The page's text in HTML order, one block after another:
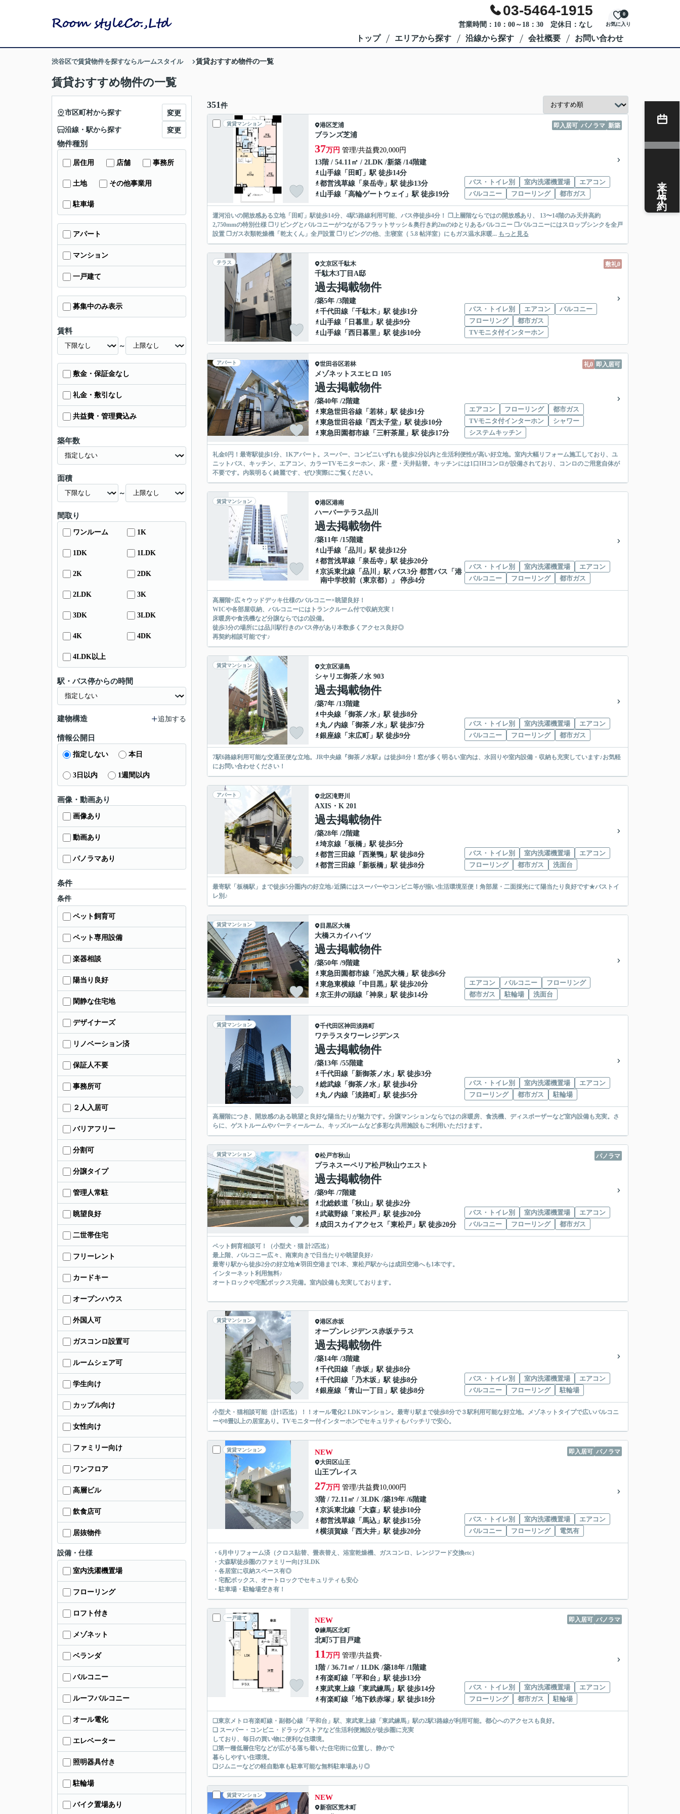
03-5464-1915
営業時間：10：00～18：30 定休日：なし お気に入り
0
トップ エリアから探す 沿線から探す 会社概要 お問い合わせ
渋谷区で賃貸物件を探すならルームスタイル 賃貸おすすめ物件の一覧
賃貸おすすめ物件の一覧
351 件
賃貸マンション 即入居可 パノラマ 新築
港区芝浦
ブランズ芝浦
37万円 管理/共益費20,000円
13階 / 54.11㎡ / 2LDK /新築 /14階建
山手線 「 田町
」駅 徒歩14分
都営浅草線 「 泉岳寺 」駅 徒歩13分
山手線 「 高輪ゲートウェイ 」駅 徒歩19分
バス・トイレ別 室内洗濯機置場
エアコン
バルコニー
フローリング 都市ガス
運河沿いの開放感ある立地「田町」駅徒歩14分、4駅5路線利用可能、バス停徒歩4分！ ❒上層階ならではの開放感あり、 13〜14階のみ天井高約
2,750mmの特別仕様 ❒リビングとバルコニーがつながるフラットサッシ＆奥行き約2mのゆとりあるバルコニー ❒バルコニーにはスロップシンクを全戸
設置 ❒ガス衣類乾燥機「乾太くん」全戸設置 ❒リビングの他、主寝室（ 5.8 帖洋室）にもガス温水床暖... もっと見る
テラス 敷礼0
文京区千駄木
千駄木3丁目A邸
過去掲載物件
/築5年 /3階建
千代田線 「 千駄木 」駅 徒歩1分
山手線 「 日暮里 」駅 徒歩9分
山手線 「 西日暮里 」駅 徒歩10分
バス・トイレ別 エアコン
バルコニー
フローリング
都市ガス
TVモニタ付インターホン
アパート 礼0 即入居可
世田谷区若林
メゾネットスエヒロ 105
過去掲載物件
/築40年 /2階建
東急世田谷線 「 若林」駅 徒歩1分
東急世田谷線 「 西太子堂 」駅 徒歩10分
東急田園都市線 「 三軒茶屋 」駅 徒歩17分
エアコン フローリング
都市ガス
TVモニタ付インターホン
シャワー
システムキッチン
礼金0円！最寄駅徒歩1分、1Kアパート。スーパー、コンビニいずれも徒歩2分以内と生活利便性が高い好立地。室内大幅リフォーム施工しており、ユ
ニットバス、キッチン、エアコン、カラーTVモニターホン、床・壁・天井貼替。キッチンには1口IHコンロが設備されており、コンロのご用意自体が
不要です。内装明るく綺麗です、ぜひ実際にご覧ください。
賃貸マンション 港区港南
ハーバーテラス品川
過去掲載物件
/築11年 /15階建
山手線 「 品川
」駅 徒歩12分
都営浅草線 「 泉岳寺 」駅 徒歩20分
京浜東北線 「 品川
」駅 バス3分 都営バス「港
南中学校前（東京都）」 停歩4分
バス・トイレ別 室内洗濯機置場
エアコン
バルコニー
フローリング 都市ガス
高層階×広々ウッドデッキ仕様のバルコニー×眺望良好！
WICや各部屋収納、バルコニーにはトランクルーム付で収納充実！
床暖房や食洗機など分譲ならではの設備。
徒歩3分の場所には品川駅行きのバス停があり本数多くアクセス良好◎
再契約相談可能です♪
賃貸マンション 文京区湯島
シャリエ御茶ノ水 903
過去掲載物件
/築7年 /13階建
中央線 「 御茶ノ水 」駅 徒歩8分
丸ノ内線 「 御茶ノ水 」駅 徒歩7分
銀座線 「 末広町 」駅 徒歩9分
バス・トイレ別 室内洗濯機置場
エアコン
バルコニー
フローリング 都市ガス
7駅6路線利用可能な交通至便な立地。JR中央線『御茶ノ水駅』は徒歩8分！窓が多く明るい室内は、水回りや室内設備・収納も充実しています♪お気軽
にお問い合わせください！
アパート 北区滝野川
AXIS・K 201
過去掲載物件
/築28年 /2階建
埼京線 「 板橋 」駅 徒歩5分
都営三田線 「 西巣鴨 」駅 徒歩8分
都営三田線 「 新板橋 」駅 徒歩8分
バス・トイレ別 室内洗濯機置場
エアコン
フローリング
都市ガス 洗面台
最寄駅「板橋駅」まで徒歩5分圏内の好立地♪近隣にはスーパーやコンビニ等が揃い生活環境至便！角部屋・二面採光にて陽当たり良好です★バストイ
レ別♪
賃貸マンション 目黒区大橋
大橋スカイハイツ
過去掲載物件
/築50年 /9階建
東急田園都市線 「 池尻大橋 」駅 徒歩6分
東急東横線 「 中目黒 」駅 徒歩20分
京王井の頭線 「 神泉 」駅 徒歩14分
エアコン バルコニー
フローリング
都市ガス
駐輪場 洗面台
賃貸マンション 千代田区神田淡路町
ワテラスタワーレジデンス
過去掲載物件
/築13年 /55階建
千代田線 「 新御茶ノ水 」駅 徒歩3分
総武線 「 御茶ノ水 」駅 徒歩4分
丸ノ内線 「 淡路町 」駅 徒歩5分
バス・トイレ別 室内洗濯機置場
エアコン
フローリング
都市ガス 駐輪場
高層階につき、開放感のある眺望と良好な陽当たりが魅力です。分譲マンションならではの床暖房、食洗機、ディスポーザーなど室内設備も充実。さ
らに、ゲストルームやパーティールーム、キッズルームなど多彩な共用施設もご利用いただけます。
賃貸マンション パノラマ
松戸市秋山
プラネスーペリア松戸秋山ウエスト
過去掲載物件
/築9年 /7階建
北総鉄道 「 秋山 」駅 徒歩2分
武蔵野線 「 東松戸 」駅 徒歩20分
成田スカイアクセス 「 東松戸 」駅 徒歩20分
バス・トイレ別 室内洗濯機置場
エアコン
バルコニー
フローリング 都市ガス
ペット飼育相談可！（小型犬・猫 計2匹迄）
最上階、バルコニー広々、南東向きで日当たりや眺望良好♪
最寄り駅から徒歩2分の好立地★羽田空港まで1本、東松戸駅からは成田空港へも1本です。
インターネット利用無料♪
オートロックや宅配ボックス完備。室内設備も充実しております。
賃貸マンション 港区赤坂
オープンレジデンス赤坂テラス
過去掲載物件
/築14年 /3階建
千代田線 「 赤坂 」駅 徒歩8分
千代田線 「 乃木坂 」駅 徒歩8分
銀座線 「 青山一丁目 」駅 徒歩8分
バス・トイレ別 室内洗濯機置場
エアコン
バルコニー
フローリング 駐輪場
小型犬・猫相談可能（計1匹迄）！！オール電化2 LDKマンション。最寄り駅まで徒歩8分で３駅利用可能な好立地。メゾネットタイプで広いバルコニ
ーや8畳以上の居室あり。TVモニター付インターホンでセキュリティもバッチリで安心。
賃貸マンション 即入居可 パノラマ
NEW
大田区山王
山王プレイス
27万円 管理/共益費10,000円
3階 / 72.11㎡ / 3LDK /築19年 /6階建
京浜東北線 「 大森 」駅 徒歩10分
都営浅草線 「 馬込 」駅 徒歩15分
横須賀線 「 西大井 」駅 徒歩20分
バス・トイレ別 室内洗濯機置場
エアコン
バルコニー
フローリング 電気有
・6月中リフォーム済（クロス貼替、畳表替え、浴室乾燥機、ガスコンロ、レンジフード交換etc）
・大森駅徒歩圏のファミリー向け3LDK
・各居室に収納スペース有◎
・宅配ボックス、オートロックでセキュリティも安心
・駐車場・駐輪場空き有！
一戸建て 即入居可 パノラマ
NEW
練馬区北町
北町5丁目戸建
11万円 管理/共益費-
1階 / 36.71㎡ / 1LDK /築18年 /1階建
有楽町線 「 平和台 」駅 徒歩13分
東武東上線 「 東武練馬 」駅 徒歩14分
有楽町線 「 地下鉄赤塚 」駅 徒歩18分
バス・トイレ別 室内洗濯機置場
エアコン
フローリング
都市ガス 駐輪場
❑東京メトロ有楽町線・副都心線「平和台」駅、東武東上線「東武練馬」駅の2駅3路線が利用可能。都心へのアクセスも良好。
❑ スーパー・コンビニ・ドラッグストアなど生活利便施設が徒歩圏に充実
しており、毎日の買い物に便利な住環境。
❑第一種低層住宅などが広がる落ち着いた住宅街に位置し、静かで
暮らしやすい住環境。
❑ジムニーなどの軽自動車も駐車可能な無料駐車場あり◎
賃貸マンション NEW
新宿区荒木町
市区町村から探す 変更
沿線・駅から探す 変更
物件種別
居住用 店舗 事務所
土地 その他事業用
駐車場
アパート
マンション
一戸建て
募集中のみ表示
賃料
～
敷金・保証金なし
礼金・敷引なし
共益費・管理費込み
築年数
面積
～
間取り
ワンルーム 1K
1DK 1LDK
2K 2DK
2LDK 3K
3DK 3LDK
4K 4DK
4LDK以上
駅・バス停からの時間
建物構造 追加する
情報公開日
指定しない 本日
3日以内 1週間以内
画像・動画あり
画像あり
動画あり
パノラマあり
条件
条件
ペット飼育可
ペット専用設備
楽器相談
陽当り良好
閑静な住宅地
デザイナーズ
リノベーション済
保証人不要
事務所可
２人入居可
バリアフリー
分割可
分譲タイプ
管理人常駐
眺望良好
二世帯住宅
フリーレント
カードキー
オープンハウス
外国人可
ガスコンロ設置可
ルームシェア可
学生向け
カップル向け
女性向け
ファミリー向け
ワンフロア
高層ビル
飲食店可
居抜物件
設備・仕様
室内洗濯機置場
フローリング
ロフト付き
メゾネット
ベランダ
バルコニー
ルーフバルコニー
オール電化
エレベーター
照明器具付き
駐輪場
バイク置場あり
来店予約